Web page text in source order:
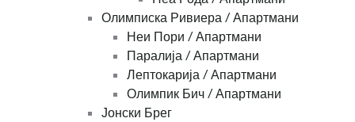
Олимписка Ривиера / Апартмани
Неи Пори / Апартмани
Паралија / Апартмани
Лептокарија / Апартмани
Олимпик Бич / Апартмани
Јонски Брег